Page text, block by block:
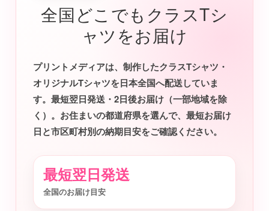
全国どこでもクラスTシ
ャツをお届け
プリントメディアは、制作したクラスTシャツ・
オリジナルTシャツを日本全国へ配送していま
す。最短翌日発送・2日後お届け（一部地域を除
く）。お住まいの都道府県を選んで、最短お届け
日と市区町村別の納期目安をご確認ください。
最短翌日発送
全国のお届け目安